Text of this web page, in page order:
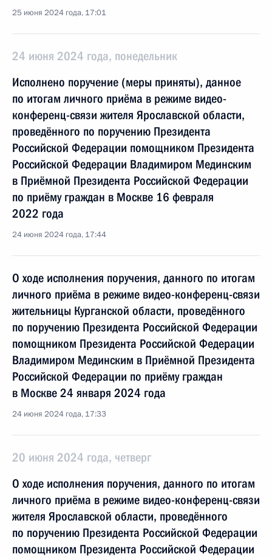
25 июня 2024 года, 17:01
24 июня 2024 года, понедельник
Исполнено поручение (меры приняты), данное
по итогам личного приёма в режиме видео-
конференц-связи жителя Ярославской области,
проведённого по поручению Президента
Российской Федерации помощником Президента
Российской Федерации Владимиром Мединским
в Приёмной Президента Российской Федерации
по приёму граждан в Москве 16 февраля
2022 года
24 июня 2024 года, 17:44
О ходе исполнения поручения, данного по итогам
личного приёма в режиме видео-конференц-связи
жительницы Курганской области, проведённого
по поручению Президента Российской Федерации
помощником Президента Российской Федерации
Владимиром Мединским в Приёмной Президента
Российской Федерации по приёму граждан
в Москве 24 января 2024 года
24 июня 2024 года, 17:33
20 июня 2024 года, четверг
О ходе исполнения поручения, данного по итогам
личного приёма в режиме видео-конференц-связи
жителя Ярославской области, проведённого
по поручению Президента Российской Федерации
помощником Президента Российской Федерации